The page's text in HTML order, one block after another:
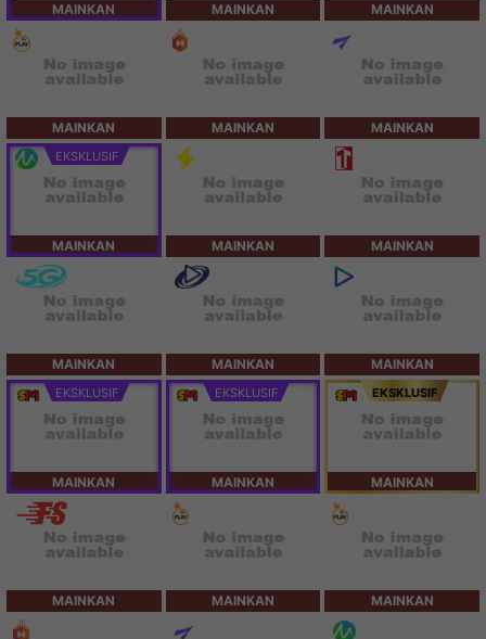
MAINKAN MAINKAN MAINKAN
MAINKAN MAINKAN MAINKAN
EKSKLUSIF
MAINKAN MAINKAN MAINKAN
MAINKAN MAINKAN MAINKAN
EKSKLUSIF
MAINKAN
EKSKLUSIF
MAINKAN
EKSKLUSIF
MAINKAN
MAINKAN MAINKAN MAINKAN